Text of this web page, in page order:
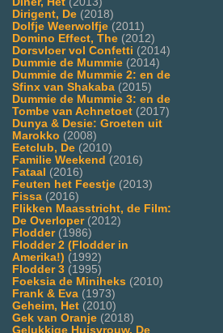
Dirigent, De (2018)
Dolfje Weerwolfje (2011)
Domino Effect, The (2012)
Dorsvloer vol Confetti (2014)
Dummie de Mummie (2014)
Dummie de Mummie 2: en de
Sfinx van Shakaba (2015)
Dummie de Mummie 3: en de
Tombe van Achnetoet (2017)
Dunya & Desie: Groeten uit
Marokko (2008)
Eetclub, De (2010)
Familie Weekend (2016)
Fataal (2016)
Feuten het Feestje (2013)
Fissa (2016)
Flikken Maasstricht, de Film:
De Overloper(2012)
Flodder(1986)
Flodder 2 (Flodder in
Amerika!) (1992)
Flodder 3 (1995)
Foeksia de Miniheks (2010)
Frank & Eva (1973)
Geheim, Het (2010)
Gek van Oranje (2018)
Gelukkige Huisvrouw, De